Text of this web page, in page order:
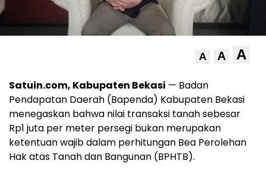
A A A
Satuin.com, Kabupaten Bekasi — Badan
Pendapatan Daerah (Bapenda) Kabupaten Bekasi
menegaskan bahwa nilai transaksi tanah sebesar
Rp1 juta per meter persegi bukan merupakan
ketentuan wajib dalam perhitungan Bea Perolehan
Hak atas Tanah dan Bangunan (BPHTB).